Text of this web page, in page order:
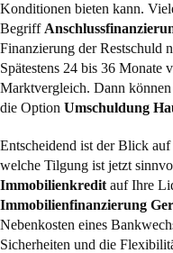
Konditionen bieten kann.
Begriff
Finanzierung der Restschuld
Spätestens 24 bis 36 Monate
Marktvergleich. Dann
die Option Umschuldung
Entscheidend ist der Blick
welche Tilgung ist jetzt
Immobilienkredit auf Ihre
Immobilienfinanzierung
Nebenkosten eines
Sicherheiten und die